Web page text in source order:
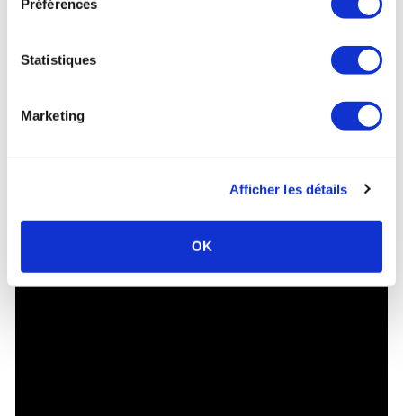
Préférences
Statistiques
Marketing
Afficher les détails
OK